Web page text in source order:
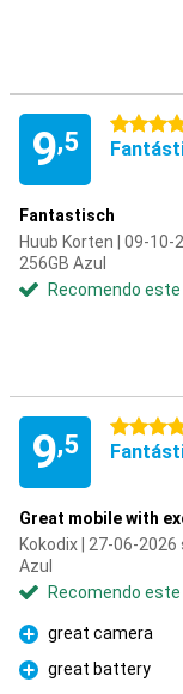
9,5
5
Fantastisch
Huub Korten | 09-10-
256GB Azul
Recomendo
9,5
5
Great mobile with
Kokodix | 27-06-
Azul
Recomendo
Prós
great camera
Prós
great battery